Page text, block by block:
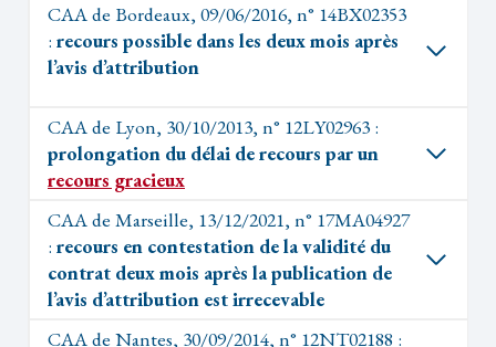
CAA de Bordeaux, 09/06/2016, n° 14BX02353
: recours possible dans les deux mois après
l’avis d’attribution
CAA de Lyon, 30/10/2013, n° 12LY02963 :
prolongation du délai de recours par un
recours gracieux
CAA de Marseille, 13/12/2021, n° 17MA04927
: recours en contestation de la validité du
contrat deux mois après la publication de
l’avis d’attribution est irrecevable
CAA de Nantes, 30/09/2014, n° 12NT02188 :